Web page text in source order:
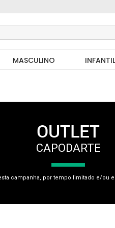
MASCULINO INFANTIL
OUTLET
CAPODARTE
campanha, por tempo limitado e/ou